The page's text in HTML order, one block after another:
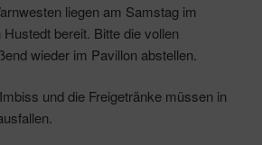
liegen am Samstag im
bereit. Bitte die vollen
wieder im Pavillon abstellen.
und die Freigetränke müssen in